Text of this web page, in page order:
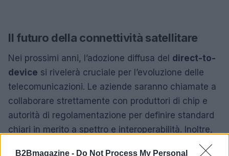
B2Bmagazine - Do Not Process My Personal
Il futuro della connettività satellitare
Nei prossimi anni, l’adozione diffusa del direct-to-
device si rivelerà cruciale per l’evoluzione delle
telecomunicazioni. Le aziende saranno chiamate a
collaborare strettamente con produttori di chip e
autorità di regolamentazione per definire standard
chiari in merito a spettro e interoperabilità. Inoltre,
sarà necessario valutare se investire direttamente